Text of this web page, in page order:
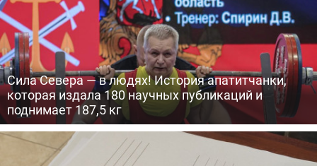
Сила Севера — в людях! История апатитчанки,
которая издала 180 научных публикаций и
поднимает 187,5 кг